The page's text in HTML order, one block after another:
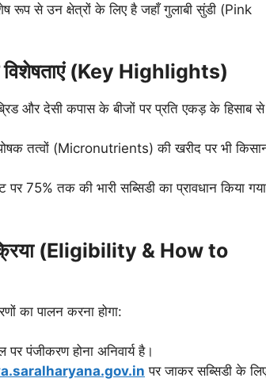
रूप से उन क्षेत्रों के लिए है जहाँ गुलाबी सुंडी (Pink
विशेषताएं (Key Highlights)
और देसी कपास के बीजों पर प्रति एकड़ के हिसाब
तत्वों (Micronutrients) की खरीद पर भी
75% तक की भारी सब्सिडी का प्रावधान किया
(Eligibility & How to
का पालन करना होगा:
पर पंजीकरण होना अनिवार्य है।
पर जाकर सब्सिडी के